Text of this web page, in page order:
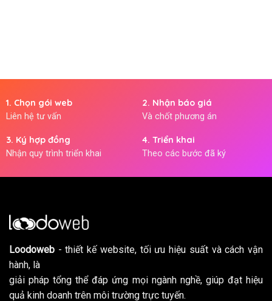
1. Chọn gói web
Liên hệ tư vấn
2. Nhận báo giá
Và chốt phương án
3. Ký hợp đồng
Nhận quy trình triển khai
4. Triển khai
Theo các bước đã ký
Loodoweb - thiết kế website, tối ưu hiệu suất và cách vận
hành, là
giải pháp tổng thể đáp ứng mọi ngành nghề, giúp đạt hiệu
quả kinh doanh trên môi trường trực tuyến.